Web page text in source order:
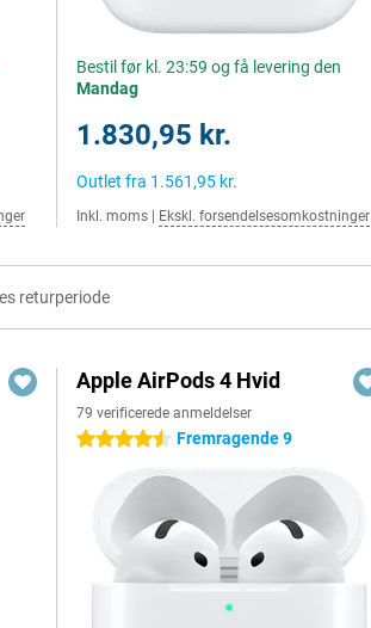
Bestil før kl. 23:59 og få levering den
Mandag
1.830,95 kr.
Outlet fra 1.561,95 kr.
Inkl. moms Ekskl. forsendelsesomkostninger
returperiode
Apple AirPods 4 Hvid
79 verificerede anmeldelser
4.5 stjerner Fremragende 9